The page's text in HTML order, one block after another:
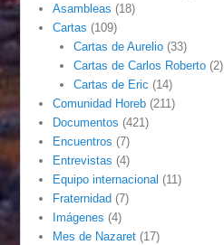
Asambleas (18)
Cartas (109)
Cartas de Aurelio(33)
Cartas de Carlos Roberto(2)
Cartas de Eric (14)
Comunidad Horeb (211)
Documentos (421)
Encuentros (7)
Entrevistas (4)
Equipo internacional (11)
Fraternidad (7)
Imágenes (4)
Mes de Nazaret (17)